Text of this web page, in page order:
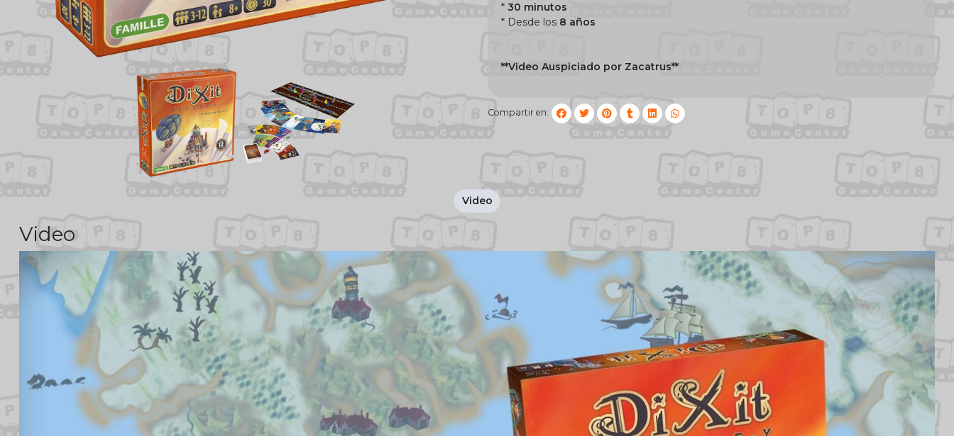
* 30 minutos
* Desde los 8 años
**Video Auspiciado por Zacatrus**
Compartir en:
Video
Video